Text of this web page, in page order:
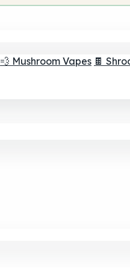
💨 Mushroom Vapes 🍫